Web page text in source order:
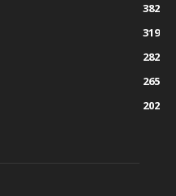
382
319
282
265
202